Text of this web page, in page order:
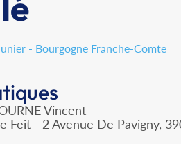
- Bourgogne Franche-Comte
Vincent
Feit - 2 Avenue De Pavigny,